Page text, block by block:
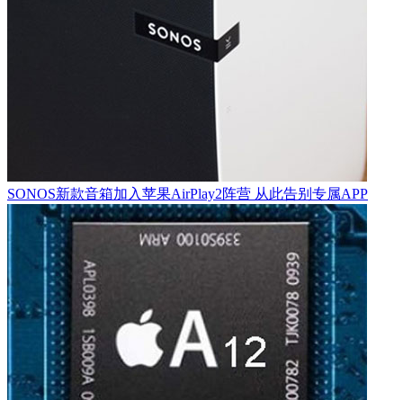
SONOS新款音箱加入苹果AirPlay2阵营 从此告别专属APP